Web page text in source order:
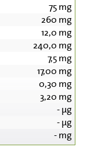
75mg
260 mg
12,0 mg
240,0 mg
7,5mg
17,00 mg
0,30 mg
3,20 mg
-µg
-µg
-mg